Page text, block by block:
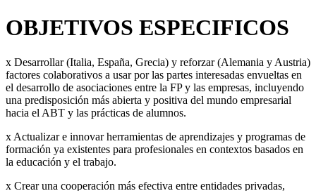
OBJETIVOS ESPECIFICOS
x Desarrollar (Italia, España, Grecia) y reforzar (Alemania y Austria)
factores colaborativos a usar por las partes interesadas envueltas en
el desarrollo de asociaciones entre la FP y las empresas, incluyendo
una predisposición más abierta y positiva del mundo empresarial
hacia el ABT y las prácticas de alumnos.
x Actualizar e innovar herramientas de aprendizajes y programas de
formación ya existentes para profesionales en contextos basados en
la educación y el trabajo.
x Crear una cooperación más efectiva entre entidades privadas,